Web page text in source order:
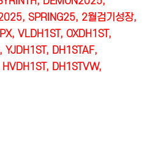
SPRING25, 2월검기성장,
VLDH1ST, OXDH1ST,
YJDH1ST, DH1STAF,
DH1STVW,